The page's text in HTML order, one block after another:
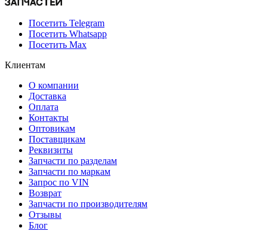
Посетить Telegram
Посетить Whatsapp
Посетить Max
Клиентам
О компании
Доставка
Оплата
Контакты
Оптовикам
Поставщикам
Реквизиты
Запчасти по разделам
Запчасти по маркам
Запрос по VIN
Возврат
Запчасти по производителям
Отзывы
Блог